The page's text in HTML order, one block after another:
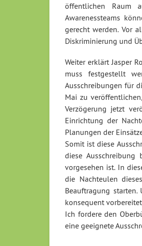
öffentlichen Raum
Awarenessteams
gerecht werden. Vor
Diskriminierung und
Weiter erklärt Jasper
muss festgestellt
Ausschreibungen für
Mai zu
Verzögerung jetzt
Einrichtung der
Planungen der
Somit ist diese
diese
vorgesehen ist. In
die Nachteulen
Beauftragung
konsequent
Ich fordere den
eine geeignete